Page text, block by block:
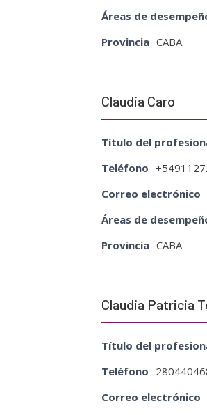
Áreas de
Provincia CABA
Claudia Caro
Título del
Teléfono
Correo electrónico
Áreas de
Provincia CABA
Claudia Patricia
Título del
Teléfono
Correo electrónico